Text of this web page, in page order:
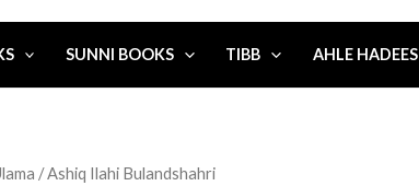
SUNNI BOOKS TIBB AHLE HADEES
/ Ashiq Ilahi Bulandshahri